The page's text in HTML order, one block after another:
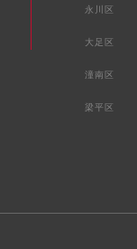
永川区
大足区
潼南区
梁平区